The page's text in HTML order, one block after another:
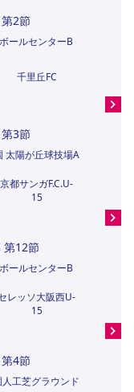
第2節
ールセンターB
千里丘FC
第3節
太陽が丘球技場A
京都サンガF.C.U-
15
第12節
ールセンターB
レッソ大阪西U-
15
第4節
工芝グラウンド